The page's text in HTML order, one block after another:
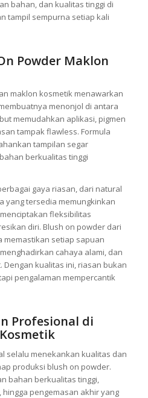
bahan, dan kualitas tinggi di
tampil sempurna setiap kali
Powder Maklon
maklon kosmetik menawarkan
menonjol di antara
memudahkan aplikasi, pigmen
tampak flawless. Formula
tampilan segar
berkualitas tinggi
gaya riasan, dari natural
yang tersedia memungkinkan
fleksibilitas
diri. Blush on powder dari
memastikan setiap sapuan
cahaya alami, dan
Dengan kualitas ini, riasan bukan
pengalaman mempercantik
Profesional di
selalu menekankan kualitas dan
produksi blush on powder.
bahan berkualitas tinggi,
pengemasan akhir yang